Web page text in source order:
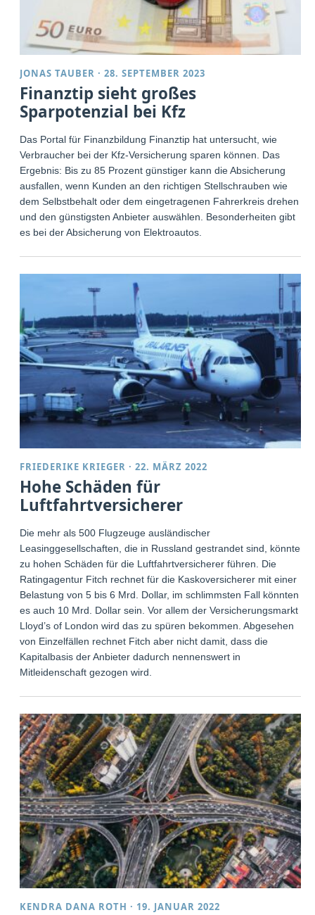
JONAS TAUBER ·28. SEPTEMBER 2023
Finanztip sieht großes
Sparpotenzial bei Kfz
Das Portal für Finanzbildung Finanztip hat untersucht, wie
Verbraucher bei der Kfz-Versicherung sparen können. Das
Ergebnis: Bis zu 85 Prozent günstiger kann die Absicherung
ausfallen, wenn Kunden an den richtigen Stellschrauben wie
dem Selbstbehalt oder dem eingetragenen Fahrerkreis drehen
und den günstigsten Anbieter auswählen. Besonderheiten gibt
es bei der Absicherung von Elektroautos.
FRIEDERIKE KRIEGER ·22. MÄRZ 2022
Hohe Schäden für
Luftfahrtversicherer
Die mehr als 500 Flugzeuge ausländischer
Leasinggesellschaften, die in Russland gestrandet sind, könnten
zu hohen Schäden für die Luftfahrtversicherer führen. Die
Ratingagentur Fitch rechnet für die Kaskoversicherer mit einer
Belastung von 5 bis 6 Mrd. Dollar, im schlimmsten Fall könnten
es auch 10 Mrd. Dollar sein. Vor allem der Versicherungsmarkt
Lloyd’s of London wird das zu spüren bekommen. Abgesehen
von Einzelfällen rechnet Fitch aber nicht damit, dass die
Kapitalbasis der Anbieter dadurch nennenswert in
Mitleidenschaft gezogen wird.
KENDRA DANA ROTH · 19. JANUAR 2022